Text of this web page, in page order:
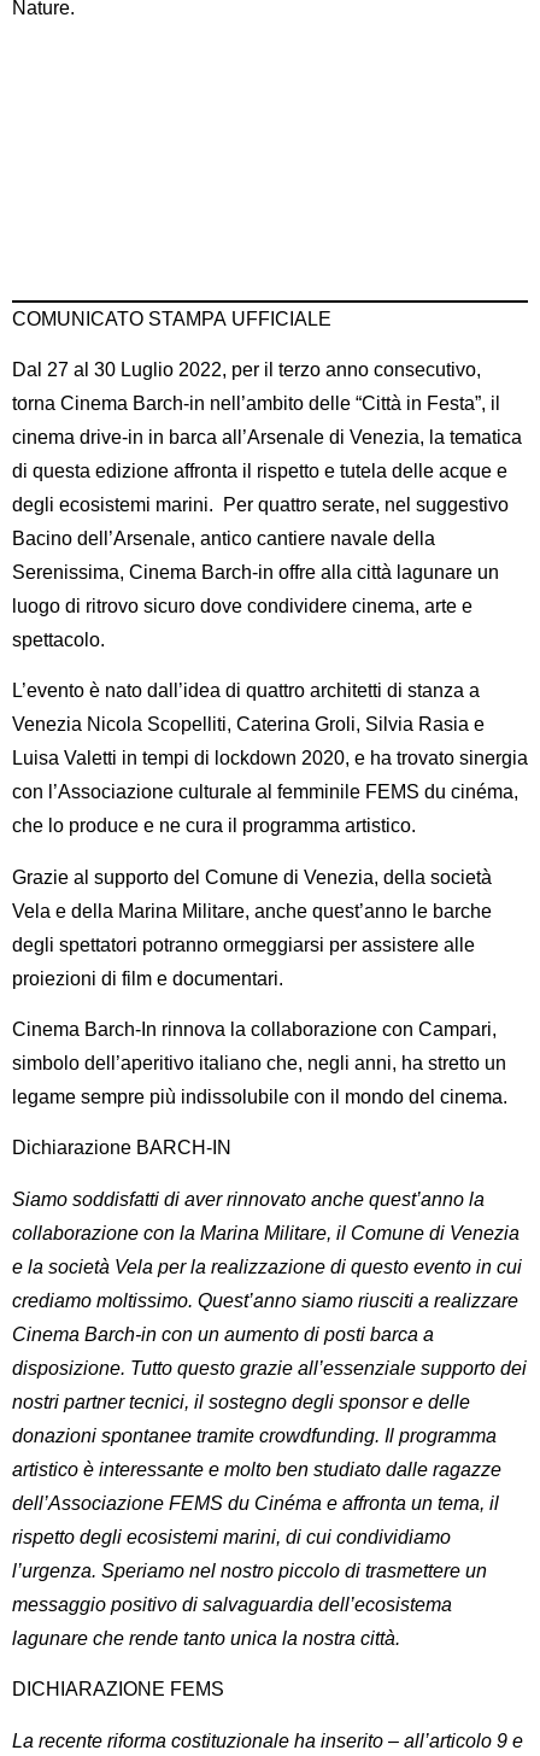
Nature.
COMUNICATO STAMPA UFFICIALE
Dal 27 al 30 Luglio 2022, per il terzo anno consecutivo,
torna Cinema Barch-in nell’ambito delle “Città in Festa”, il
cinema drive-in in barca all’Arsenale di Venezia, la tematica
di questa edizione affronta il rispetto e tutela delle acque e
degli ecosistemi marini.
Per quattro serate, nel suggestivo
Bacino dell’Arsenale, antico cantiere navale della
Serenissima, Cinema Barch-in offre alla città lagunare un
luogo di ritrovo sicuro dove condividere cinema, arte e
spettacolo.
L’evento è nato dall’idea di quattro architetti di stanza a
Venezia Nicola Scopelliti, Caterina Groli, Silvia Rasia e
Luisa Valetti in tempi di lockdown 2020, e ha trovato sinergia
con l’Associazione culturale al femminile FEMS du cinéma,
che lo produce e ne cura il programma artistico.
Grazie al supporto del Comune di Venezia, della società
Vela e della Marina Militare, anche quest’anno le barche
degli spettatori potranno ormeggiarsi per assistere alle
proiezioni di film e documentari.
Cinema Barch-In rinnova la collaborazione con Campari,
simbolo dell’aperitivo italiano che, negli anni, ha stretto un
legame sempre più indissolubile con il mondo del cinema.
Dichiarazione BARCH-IN
Siamo soddisfatti di aver rinnovato anche quest’anno la
collaborazione con la Marina Militare, il Comune di Venezia
e la società Vela per la realizzazione di questo evento in cui
crediamo moltissimo. Quest’anno siamo riusciti a realizzare
Cinema Barch-in con un aumento di posti barca a
disposizione. Tutto questo grazie all’essenziale supporto dei
nostri partner tecnici, il sostegno degli sponsor e delle
donazioni spontanee tramite crowdfunding. Il programma
artistico è interessante e molto ben studiato dalle ragazze
dell’Associazione FEMS du Cinéma e affronta un tema, il
rispetto degli ecosistemi marini, di cui condividiamo
l’urgenza. Speriamo nel nostro piccolo di trasmettere un
messaggio positivo di salvaguardia dell’ecosistema
lagunare che rende tanto unica la nostra città.
DICHIARAZIONE FEMS
La recente riforma costituzionale ha inserito – all’articolo 9 e